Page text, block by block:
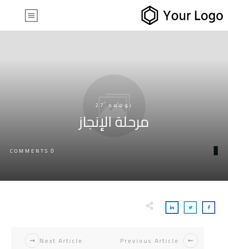
نوفمبر 27
مرحلة الإنجاز
0
COMMENTS
Previous Article
Next Article